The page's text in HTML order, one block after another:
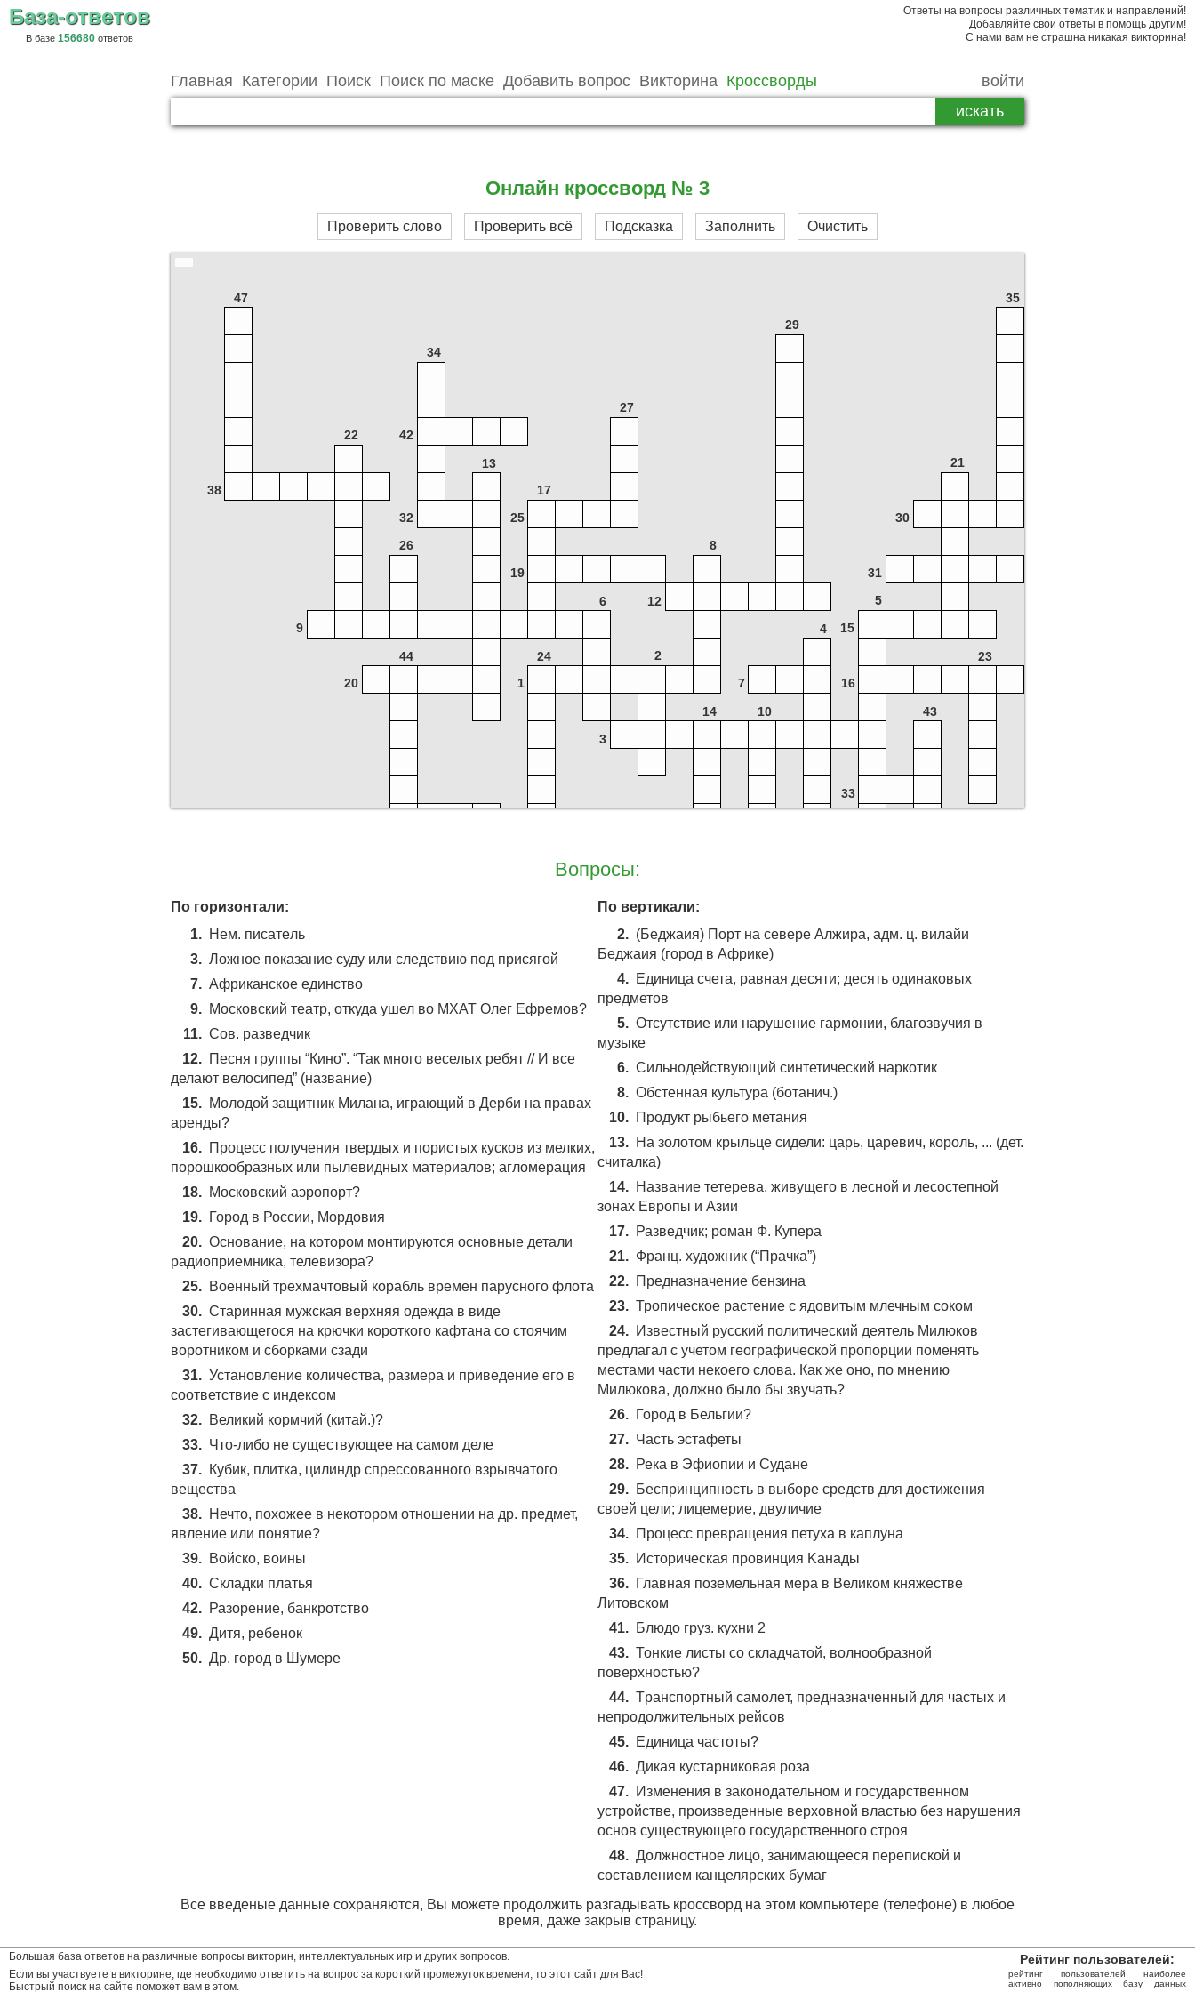
База-ответов
В базе 156680 ответов
Ответы на вопросы различных тематик и направлений!
Добавляйте свои ответы в помощь другим!
С нами вам не страшна никакая викторина!
Главная Категории Поиск Поиск по маске Добавить вопрос Викторина Кроссворды войти
Онлайн кроссворд № 3
Проверить слово Проверить всё Подсказка Заполнить Очистить
47 35
29
34
27
22
42
13
21
38
17
32
25
30
26
8
19
31
6
12
5
9
4
15
44
24 2
23
20
1 7
16
14
10
43
3
33
46
37
Вопросы:
По горизонтали:
1. Heм. пиcaтeль
3. Ложное показание суду или следствию под присягой
7. Африканское единство
9. Московский театр, откуда ушел во МХАТ Олег Ефремов?
11. Сов. разведчик
12. Песня группы “Кино”. “Так много веселых ребят // И все
делают велосипед” (название)
15. Молодой защитник Милана, играющий в Дерби на правах
аренды?
16. Процесс получения твердых и пористых кусков из мелких,
порошкообразных или пылевидных материалов; агломерация
18. Московский аэропорт?
19. Город в России, Мордовия
20. Основание, на котором монтируются основные детали
радиоприемника, телевизора?
25. Военный трехмачтовый корабль времен парусного флота
30. Старинная мужская верхняя одежда в виде
застегивающегося на крючки короткого кафтана со стоячим
воротником и сборками сзади
31. Установление количества, размера и приведение его в
соответствие с индексом
32. Великий кормчий (китай.)?
33. Что-либо не существующее на самом деле
37. Кубик, плитка, цилиндр спрессованного взрывчатого
вещества
38. Нечто, похожее в некотором отношении на др. предмет,
явление или понятие?
39. Вoйcкo, вoины
40. Складки платья
42. Разорение, банкротство
49. Дитя, ребенок
50. Др. город в Шумере
По вертикали:
2. (Беджаия) Порт на севере Алжира, адм. ц. вилайи
Беджаия (город в Африке)
4. Единица счета, равная десяти; десять одинаковых
предметов
5. Отсутствие или нарушение гармонии, благозвучия в
музыке
6. Сильнодействующий синтетический наркотик
8. Обстенная культура (ботанич.)
10. Продукт рыбьего метания
13. На золотом крыльце сидели: царь, царевич, король, ... (дет.
считалка)
14. Название тетерева, живущего в лесной и лесостепной
зонах Европы и Азии
17. Разведчик; роман Ф. Купера
21. Франц. художник (“Прачка”)
22. Пpeднaзнaчeниe бeнзинa
23. Тропическое растение с ядовитым млечным соком
24. Известный русский политический деятель Милюков
предлагал с учетом географической пропорции поменять
местами части некоего слова. Как же оно, по мнению
Милюкова, должно было бы звучать?
26. Город в Бельгии?
27. Часть эстафеты
28. Река в Эфиопии и Судане
29. Беспринципность в выборе средств для достижения
своей цели; лицемерие, двуличие
34. Процесс превращения петуха в каплуна
35. Иcтopичecкaя пpoвинция Kaнaды
36. Главная поземельная мера в Великом княжестве
Литовском
41. Блюдo гpyз. кyxни 2
43. Тонкие листы со складчатой, волнообразной
поверхностью?
44. Tpaнcпopтный caмoлeт, пpeднaзнaчeнный для чacтыx и
нeпpoдoлжитeльныx peйcoв
45. Единица частоты?
46. Дикaя кycтapникoвaя poзa
47. Изменения в законодательном и государственном
устройстве, произведенные верховной властью без нарушения
основ существующего государственного строя
48. Должностное лицо, занимающееся перепиской и
составлением канцелярских бумаг
Все введеные данные сохраняются, Вы можете продолжить разгадывать кроссворд на этом компьютере (телефоне) в любое
время, даже закрыв страницу.
Большая база ответов на различные вопросы викторин, интеллектуальных игр и других вопросов.
Если вы участвуете в викторине, где необходимо ответить на вопрос за короткий промежуток времени, то этот сайт для Вас!
Быстрый поиск на сайте поможет вам в этом.
Рейтинг пользователей:
рейтинг пользователей наиболее
активно пополняющих базу данных